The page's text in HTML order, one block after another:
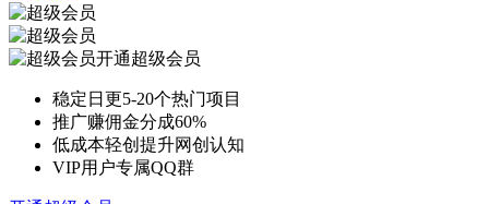
开通超级会员
稳定日更5-20个热门项目
推广赚佣金分成60%
低成本轻创提升网创认知
VIP用户专属QQ群